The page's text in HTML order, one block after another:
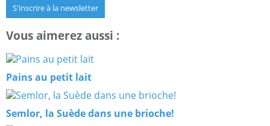
S'inscrire à la newsletter
Vous aimerez aussi :
Pains au petit lait
Semlor, la Suède dans une brioche!